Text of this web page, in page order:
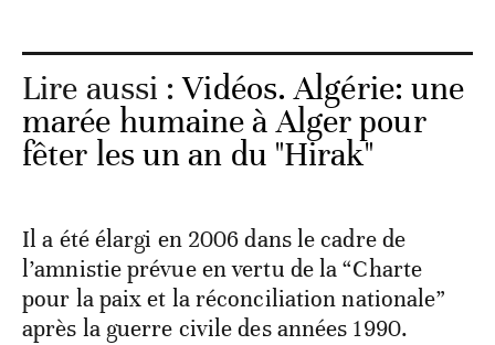
Lire aussi :Vidéos. Algérie: une
marée humaine à Alger pour
fêter les un an du "Hirak"
Il a été élargi en 2006 dans le cadre de
l’amnistie prévue en vertu de la “Charte
pour la paix et la réconciliation nationale”
après la guerre civile des années 1990.